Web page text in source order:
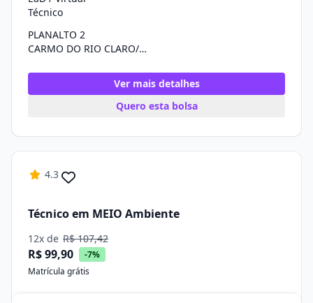
Técnico
PLANALTO 2
CARMO DO RIO CLARO/MG
Ver mais detalhes
Quero esta bolsa
4.3
Técnico em MEIO Ambiente
12x de R$ 107,42
R$ 99,90
-7%
Matrícula grátis